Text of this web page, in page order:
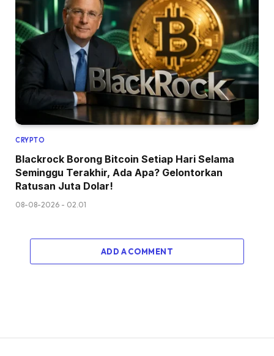
CRYPTO
Blackrock Borong Bitcoin Setiap Hari Selama
Seminggu Terakhir, Ada Apa? Gelontorkan
Ratusan Juta Dolar!
08-08-2026 - 02.01
ADD A COMMENT